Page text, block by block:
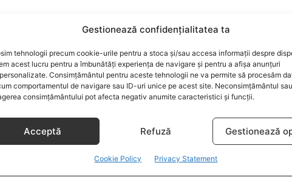
Gestionează confidențialitatea ta
tehnologii precum cookie-urile pentru a stoca și/sau accesa informații despre
acest lucru pentru a îmbunătăți experiența de navigare și pentru a afișa anunțuri
Consimțământul pentru aceste tehnologii ne va permite să procesăm
comportamentul de navigare sau ID-uri unice pe acest site. Neconsimțământul sau
consimțământului pot afecta negativ anumite caracteristici și funcții.
Acceptă Refuză Gestionează
Cookie Policy Privacy Statement